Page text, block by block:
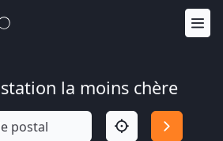
la moins chère